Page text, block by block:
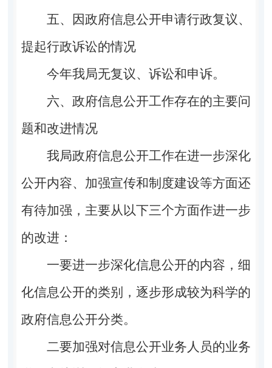
五、因政府信息公开申请行政复议、
提起行政诉讼的情况
今年我局无复议、诉讼和申诉。
六、政府信息公开工作存在的主要问
题和改进情况
我局政府信息公开工作在进一步深化
公开内容、加强宣传和制度建设等方面还
有待加强，主要从以下三个方面作进一步
的改进：
一要进一步深化信息公开的内容，细
化信息公开的类别，逐步形成较为科学的
政府信息公开分类。
二要加强对信息公开业务人员的业务